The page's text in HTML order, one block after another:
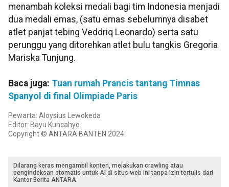
menambah koleksi medali bagi tim Indonesia menjadi
dua medali emas, (satu emas sebelumnya disabet
atlet panjat tebing Veddriq Leonardo) serta satu
perunggu yang ditorehkan atlet bulu tangkis Gregoria
Mariska Tunjung.
Baca juga: Tuan rumah Prancis tantang Timnas
Spanyol di final Olimpiade Paris
Pewarta: Aloysius Lewokeda
Editor: Bayu Kuncahyo
Copyright © ANTARA BANTEN 2024
Dilarang keras mengambil konten, melakukan crawling atau
pengindeksan otomatis untuk AI di situs web ini tanpa izin tertulis dari
Kantor Berita ANTARA.